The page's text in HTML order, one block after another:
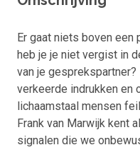
Er gaat niets boven
heb je je niet vergist in
van je
verkeerde indrukken en
lichaamstaal mensen
Frank van Marwijk kent
signalen die we